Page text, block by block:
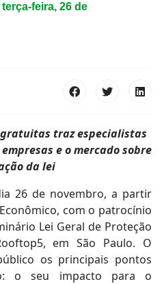
feira, 26 de
traz especialistas
e o mercado sobre
da lei
26 de novembro, a partir
com o patrocínio
Lei Geral de Proteção
em São Paulo. O
os principais pontos
o seu impacto para o